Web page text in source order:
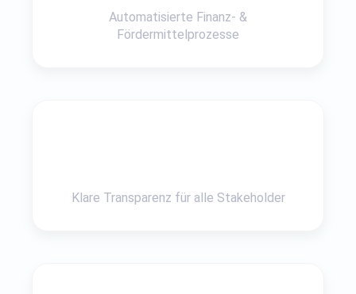
Automatisierte Finanz- &
Fördermittelprozesse
Klare Transparenz für alle Stakeholder